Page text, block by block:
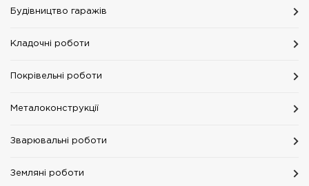
Будівництво гаражів
Кладочні роботи
Покрівельні роботи
Металоконструкції
Зварювальні роботи
Земляні роботи